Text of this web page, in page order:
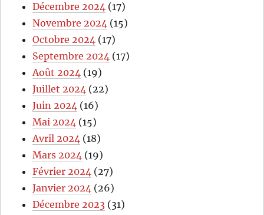
Décembre 2024 (17)
Novembre 2024 (15)
Octobre 2024 (17)
Septembre 2024 (17)
Août 2024 (19)
Juillet 2024 (22)
Juin 2024 (16)
Mai 2024 (15)
Avril 2024 (18)
Mars 2024 (19)
Février 2024 (27)
Janvier 2024 (26)
Décembre 2023 (31)